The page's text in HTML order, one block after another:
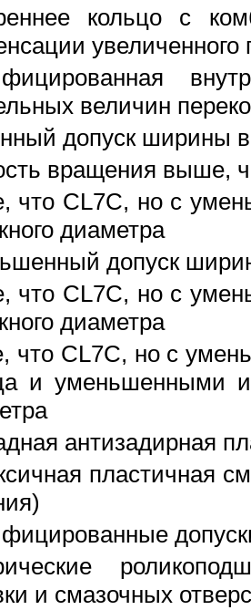
кольцо с
увеличенного
величин
допуск ширины
вращения выше,
что CL7C, но с
диаметра
допуск
что CL7C, но с
диаметра
что CL7C, но с
и уменьшенными
антизадирная
пластичная
и смазочных